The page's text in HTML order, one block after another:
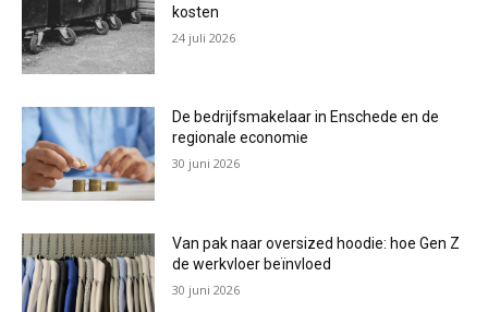
kosten
24 juli 2026
De bedrijfsmakelaar in Enschede en de
regionale economie
30 juni 2026
Van pak naar oversized hoodie: hoe Gen Z
de werkvloer beïnvloed
30 juni 2026